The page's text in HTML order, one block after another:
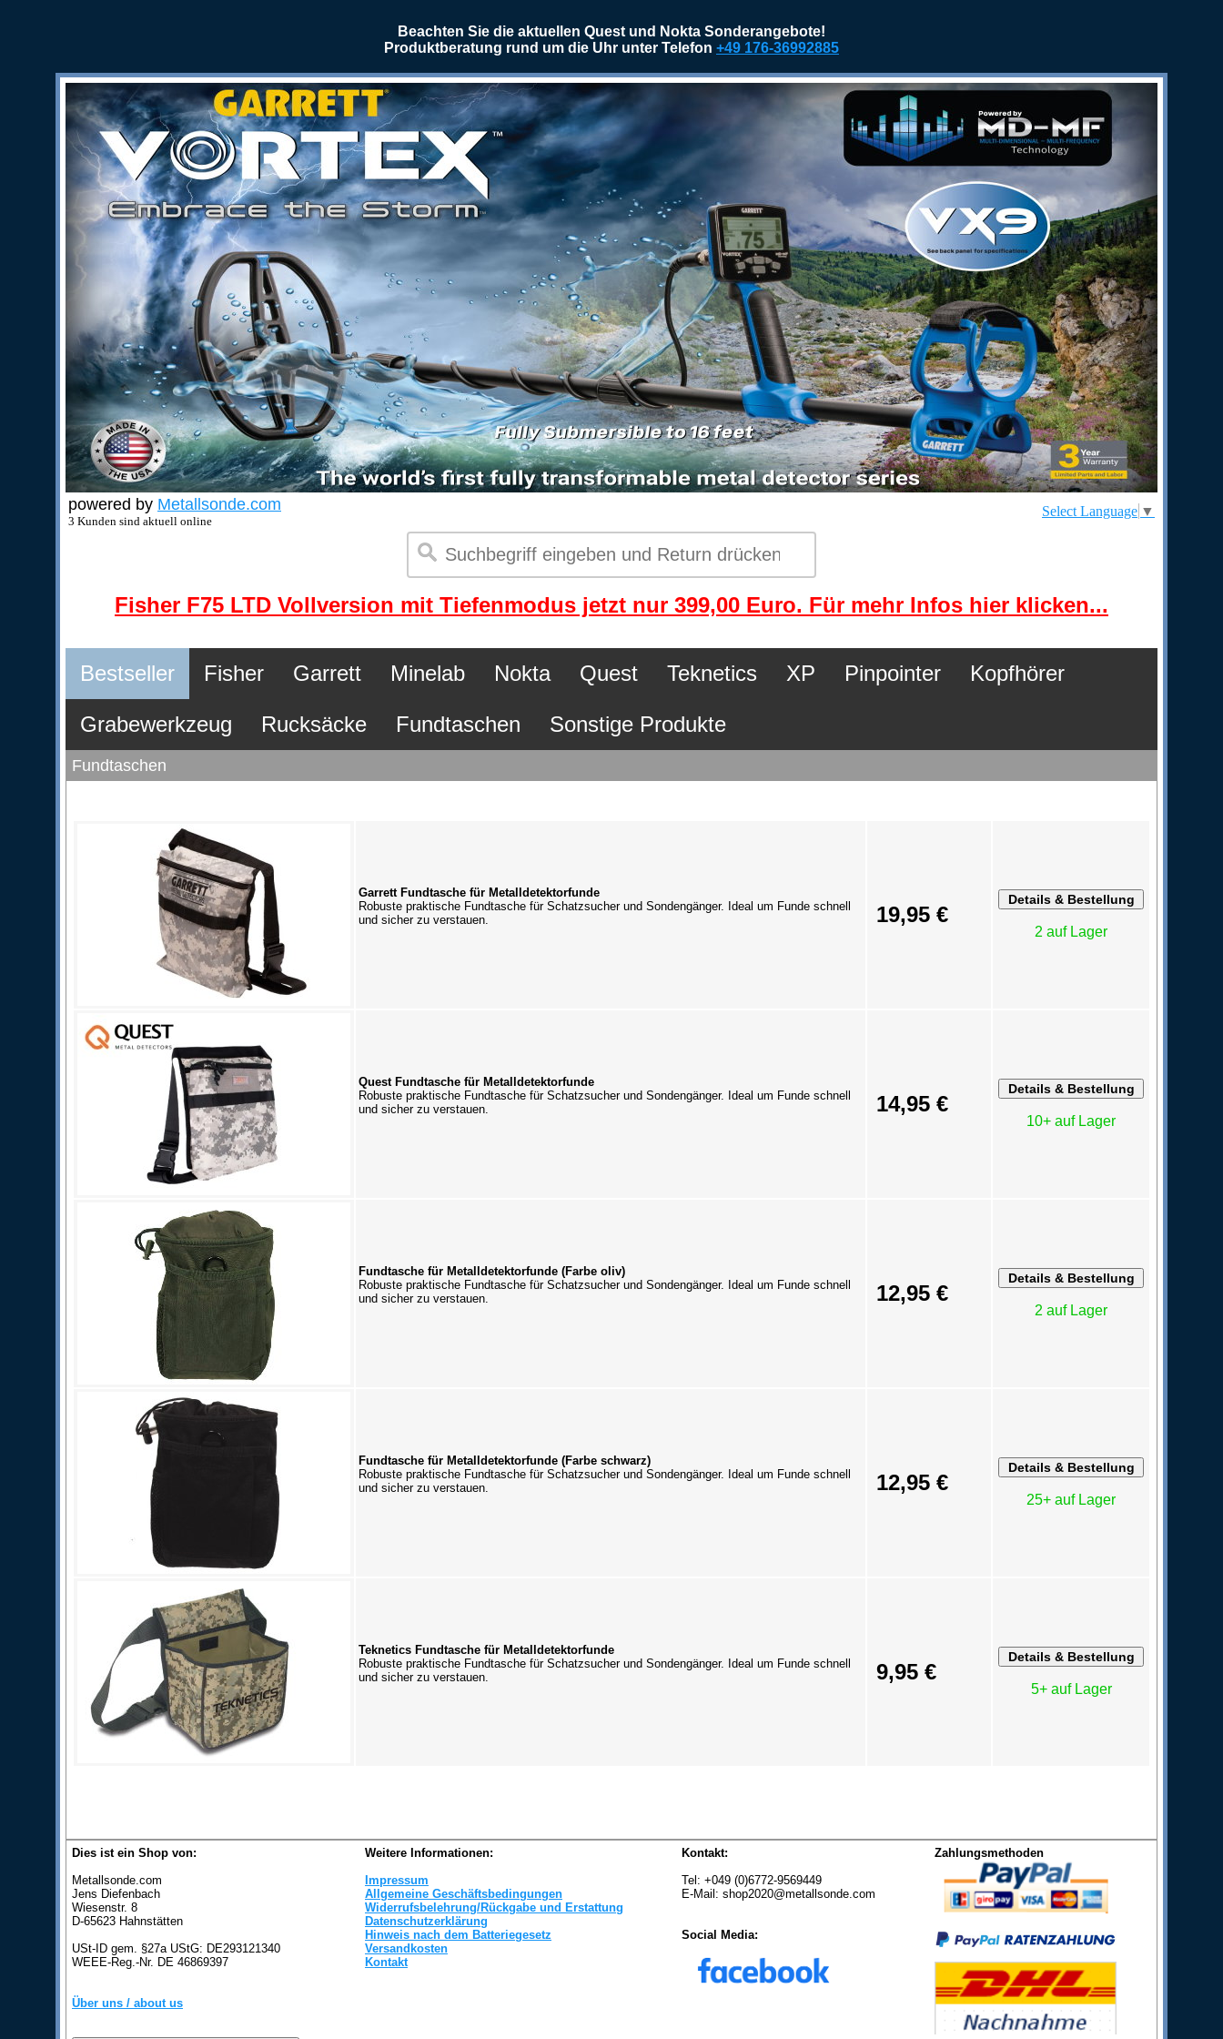
Beachten Sie die aktuellen Quest und Nokta Sonderangebote!
Produktberatung rund um die Uhr unter Telefon +49 176-36992885
powered by Metallsonde.com
3 Kunden sind aktuell online
Select Language ▼
Fisher F75 LTD Vollversion mit Tiefenmodus jetzt nur 399,00 Euro. Für mehr Infos hier klicken...
Bestseller Fisher Garrett Minelab Nokta Quest Teknetics XP Pinpointer Kopfhörer
Grabewerkzeug Rucksäcke Fundtaschen Sonstige Produkte
Fundtaschen
Garrett Fundtasche für Metalldetektorfunde
Robuste praktische Fundtasche für Schatzsucher und Sondengänger. Ideal um Funde schnell
und sicher zu verstauen.
19,95 €
2 auf Lager
Quest Fundtasche für Metalldetektorfunde
Robuste praktische Fundtasche für Schatzsucher und Sondengänger. Ideal um Funde schnell
und sicher zu verstauen.
14,95 €
10+ auf Lager
Fundtasche für Metalldetektorfunde (Farbe oliv)
Robuste praktische Fundtasche für Schatzsucher und Sondengänger. Ideal um Funde schnell
und sicher zu verstauen.
12,95 €
2 auf Lager
Fundtasche für Metalldetektorfunde (Farbe schwarz)
Robuste praktische Fundtasche für Schatzsucher und Sondengänger. Ideal um Funde schnell
und sicher zu verstauen.
12,95 €
25+ auf Lager
Teknetics Fundtasche für Metalldetektorfunde
Robuste praktische Fundtasche für Schatzsucher und Sondengänger. Ideal um Funde schnell
und sicher zu verstauen.
9,95 €
5+ auf Lager
Dies ist ein Shop von:
Metallsonde.com
Jens Diefenbach
Wiesenstr. 8
D-65623 Hahnstätten
USt-ID gem. §27a UStG: DE293121340
WEEE-Reg.-Nr. DE 46869397
Über uns / about us
Weitere Informationen:
Impressum
Allgemeine Geschäftsbedingungen
Widerrufsbelehrung/Rückgabe und Erstattung
Datenschutzerklärung
Hinweis nach dem Batteriegesetz
Versandkosten
Kontakt
Kontakt:
Tel: +049 (0)6772-9569449
E-Mail: shop2020@metallsonde.com
Social Media:
Zahlungsmethoden